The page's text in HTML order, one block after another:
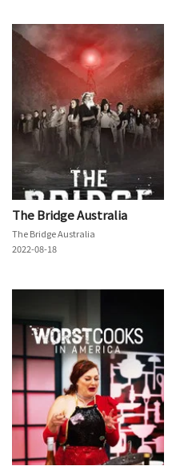
The Bridge Australia
The Bridge Australia
2022-08-18